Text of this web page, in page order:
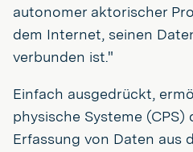
autonomer aktorischer
dem Internet, seinen
verbunden ist."
Einfach ausgedrückt,
physische Systeme (CPS)
Erfassung von Daten aus